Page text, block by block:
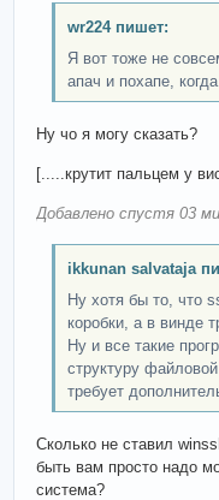
wr224 пишет:
Я вот тоже не
апач и похапе,
Ну чо я могу сказать?
[.....крутит пальцем у
Добавлено спустя 03
ikkunan salvataja
Ну хотя бы то, что
коробки, а в винде
Ну и все такие
структуру
требует
Сколько не ставил
быть вам просто надо
система?